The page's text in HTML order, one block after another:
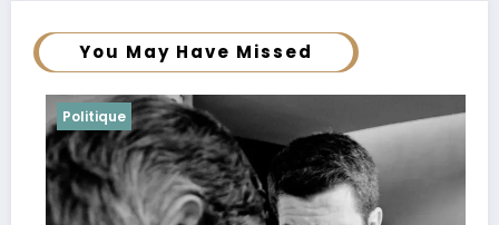
You May Have Missed
Politique